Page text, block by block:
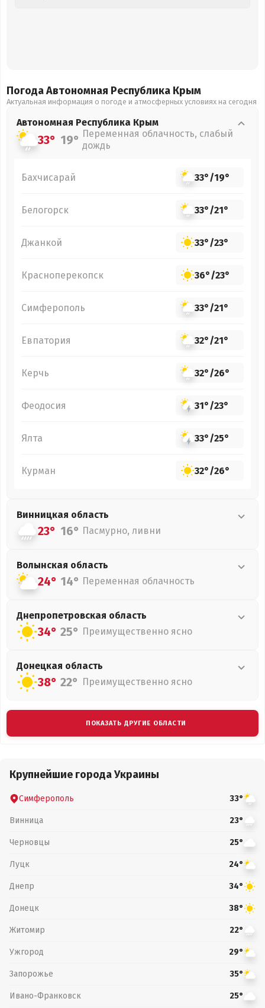
Погода Автономная Республика Крым
Актуальная информация о погоде и атмосферных условиях на сегодня
Автономная Республика Крым
33° 19° Переменная облачность, слабый
дождь
Бахчисарай 33°/19°
Белогорск 33°/21°
Джанкой 33°/23°
Красноперекопск 36°/23°
Симферополь 33°/21°
Евпатория 32°/21°
Керчь 32°/26°
Феодосия 31°/23°
Ялта 33°/25°
Курман 32°/26°
Винницкая область
23° 16° Пасмурно, ливни
Волынская область
24° 14° Переменная облачность
Днепропетровская область
34° 25° Преимущественно ясно
Донецкая область
38° 22° Преимущественно ясно
ПОКАЗАТЬ ДРУГИЕ ОБЛАСТИ
Крупнейшие города Украины
Симферополь 33°
Винница 23°
Черновцы 25°
Луцк 24°
Днепр 34°
Донецк 38°
Житомир 22°
Ужгород 29°
Запорожье 35°
Ивано-Франковск 25°